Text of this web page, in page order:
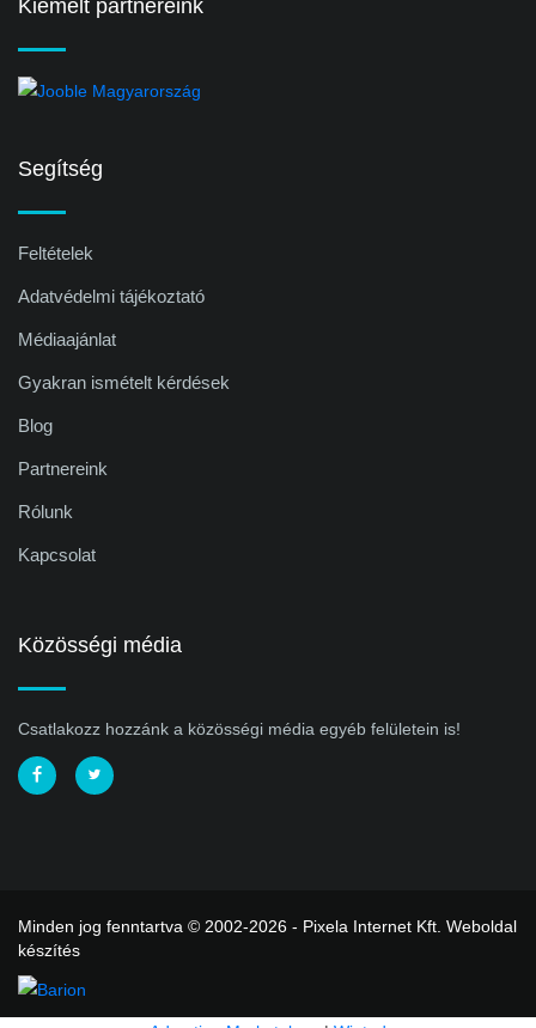
Kiemelt partnereink
Segítség
Feltételek
Adatvédelmi tájékoztató
Médiaajánlat
Gyakran ismételt kérdések
Blog
Partnereink
Rólunk
Kapcsolat
Közösségi média
Csatlakozz hozzánk a közösségi média egyéb felületein is!
Minden jog fenntartva © 2002-2026 - Pixela Internet Kft. Weboldal
készítés